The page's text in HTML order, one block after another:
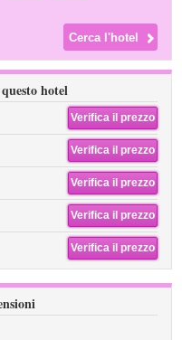
hotel
Verifica il prezzo
Verifica il prezzo
Verifica il prezzo
Verifica il prezzo
Verifica il prezzo